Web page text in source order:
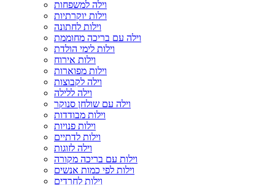
וילה למשפחות
וילות יוקרתיות
וילות לחתונה
וילה עם בריכה מחוממת
וילות לימי הולדת
וילות אירוח
וילות מפוארות
וילה לקבוצות
וילה ללילה
וילה עם שולחן סנוקר
וילות מבודדות
וילות פנויות
וילות לדתיים
וילה לזוגות
וילות עם בריכה מקורה
וילות לפי כמות אנשים
וילות לחרדים